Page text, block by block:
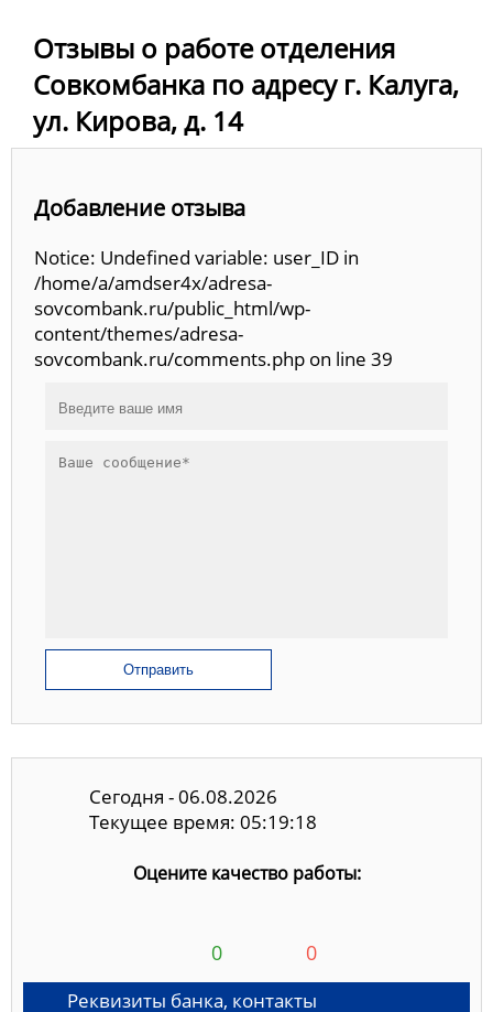
Отзывы о работе отделения
Совкомбанка по адресу г. Калуга,
ул. Кирова, д. 14
Добавление отзыва
Notice: Undefined variable: user_ID in
/home/a/amdser4x/adresa-
sovcombank.ru/public_html/wp-
content/themes/adresa-
sovcombank.ru/comments.php on line 39
Отправить
Сегодня - 06.08.2026
Текущее время: 05:19:19
Оцените качество работы:
0 0
Реквизиты банка, контакты